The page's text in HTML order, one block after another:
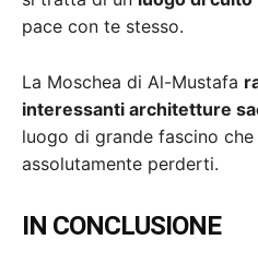
pace con te stesso.
La Moschea di Al-Mustafa
interessanti architetture
luogo di grande fascino
assolutamente perderti.
IN CONCLUSIONE